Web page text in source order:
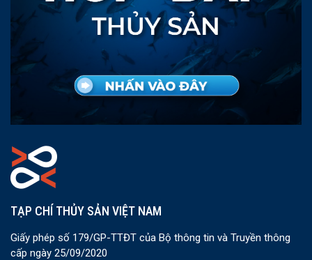
TẠP CHÍ THỦY SẢN VIỆT NAM
Giấy phép số 179/GP-TTĐT của Bộ thông tin và Truyền thông
cấp ngày 25/09/2020